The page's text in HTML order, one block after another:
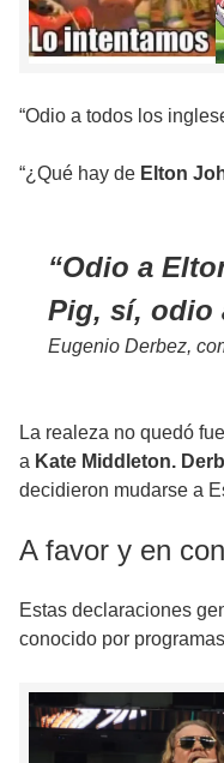
“Odio a todos los
“¿Qué hay de Elton
Odio a
Pig, sí, odio
Eugenio Derbez,
La realeza no quedó
a Kate Middleton.
decidieron mudarse a
A favor y en
Estas declaraciones
conocido por